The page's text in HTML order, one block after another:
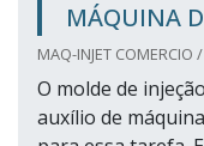
MÁQUINA
MAQ-INJET COMERCIO
O molde de
auxílio de